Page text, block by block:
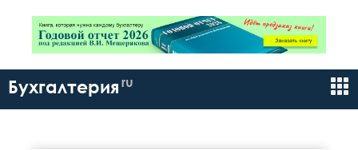
Бухгалтерия ru